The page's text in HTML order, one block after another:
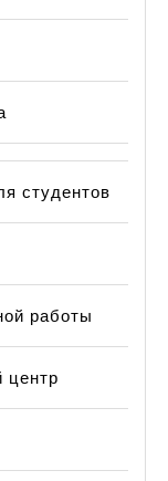
студентов
работы
центр